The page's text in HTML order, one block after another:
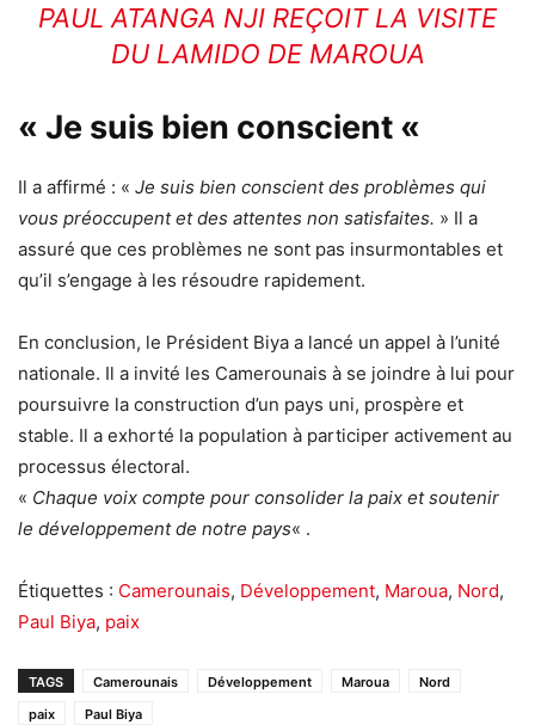
PAUL ATANGA NJI REÇOIT LA VISITE
DU LAMIDO DE MAROUA
« Je suis bien conscient «
Il a affirmé : « Je suis bien conscient des problèmes qui
vous préoccupent et des attentes non satisfaites. » Il a
assuré que ces problèmes ne sont pas insurmontables et
qu’il s’engage à les résoudre rapidement.
En conclusion, le Président Biya a lancé un appel à l’unité
nationale. Il a invité les Camerounais à se joindre à lui pour
poursuivre la construction d’un pays uni, prospère et
stable. Il a exhorté la population à participer activement au
processus électoral.
« Chaque voix compte pour consolider la paix et soutenir
le développement de notre pays« .
Étiquettes : Camerounais, Développement, Maroua, Nord,
Paul Biya, paix
TAGS Camerounais Développement Maroua
Nord
paix
Paul Biya